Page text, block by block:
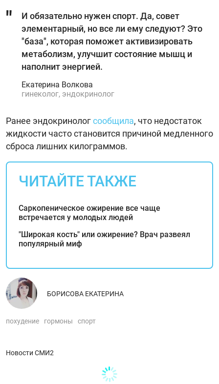
И обязательно нужен спорт. Да, совет
элементарный, но все ли ему следуют? Это
"база", которая поможет активизировать
метаболизм, улучшит состояние мышц и
наполнит энергией.
Екатерина Волкова
гинеколог, эндокринолог
Ранее эндокринологсообщила, что недостаток
жидкости часто становится причиной медленного
сброса лишних килограммов.
ЧИТАЙТЕ ТАКЖЕ
Саркопеническое ожирение все чаще
встречается у молодых людей
"Широкая кость‎"‎ или ожирение? Врач развеял
популярный миф
БОРИСОВА ЕКАТЕРИНА
похудение гормоны спорт
Новости СМИ2